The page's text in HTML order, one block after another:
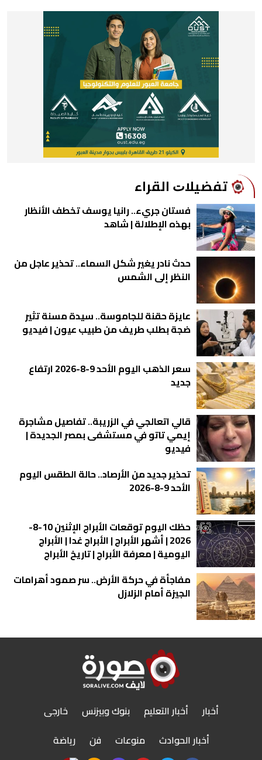
ﺗﻔﻀﻴﻼﺕ اﻟﻘﺮاء
فستان جريء.. رانيا يوسف تخطف الأنظار
بهذه الإطلالة | شاهد
حدث نادر يغير شكل السماء.. تحذير عاجل من
النظر إلى الشمس
عايزة حقنة للجاموسة.. سيدة مسنة تثير
ضجة بطلب طريف من طبيب عيون | فيديو
سعر الذهب اليوم الأحد 9-8-2026 ارتفاع
جديد
قالي اتعالجي في الزريبة.. تفاصيل مشاجرة
إيمي تاتو في مستشفى بمصر الجديدة |
فيديو
تحذير جديد من الأرصاد.. حالة الطقس اليوم
الأحد 9-8-2026
حظك اليوم توقعات الأبراج الإثنين 10-8-
2026 | أشهر الأبراج | الأبراج غدا | الأبراج
اليومية | معرفة الأبراج | تاريخ الأبراج
مفاجأة في حركة الأرض.. سر صمود أهرامات
الجيزة أمام الزلازل
أخبار أخبار التعليم بنوك وبيزنس
خارجى
أخبار الحوادث
منوعات فن
رياضة